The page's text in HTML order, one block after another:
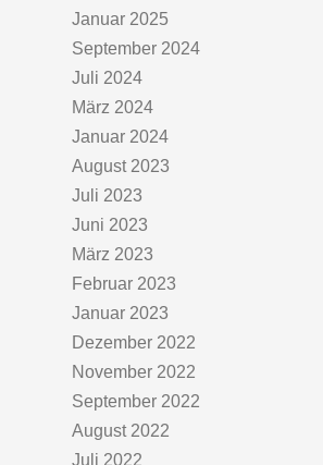
Januar 2025
September 2024
Juli 2024
März 2024
Januar 2024
August 2023
Juli 2023
Juni 2023
März 2023
Februar 2023
Januar 2023
Dezember 2022
November 2022
September 2022
August 2022
Juli 2022